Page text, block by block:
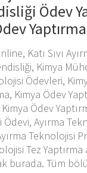
Ödev
Katı Sıvı
Kimya
Ödevleri,
Kimya Ödev
Ödev
Ayırma
Teknolojisi
Tez Yaptırma
burada. Tüm